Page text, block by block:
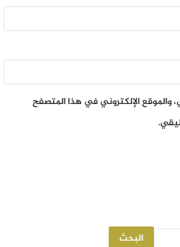
والموقع الإلكتروني في هذا المتصفح
البحث